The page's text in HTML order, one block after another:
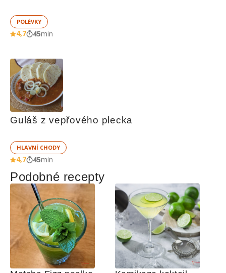
POLÉVKY
4,7 45min
Guláš z vepřového plecka
HLAVNÍ CHODY
4,7 45min
Podobné recepty